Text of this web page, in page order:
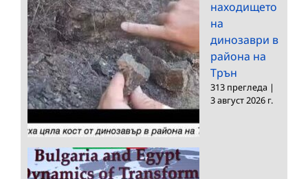
находището
на
динозаври в
района на
Трън
313 прегледа |
3 август 2026 г.